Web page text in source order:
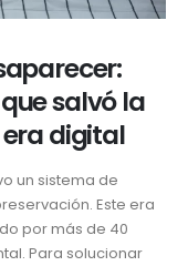
salvó la
digital
un sistema de
Este era
por más de 40
Para solucionar